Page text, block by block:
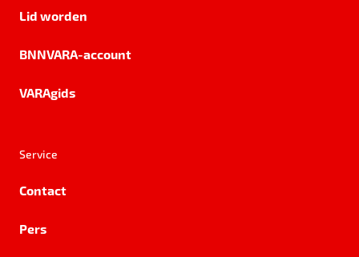
Lid worden
BNNVARA-account
VARAgids
Service
Contact
Pers